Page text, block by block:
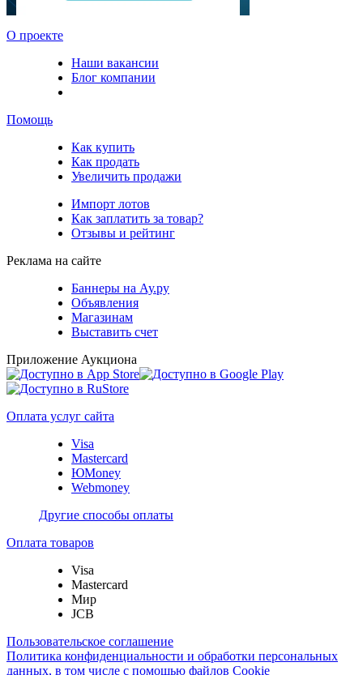
О проекте
Наши вакансии
Блог компании
Помощь
Как купить
Как продать
Увеличить продажи
Импорт лотов
Как заплатить за товар?
Отзывы и рейтинг
Реклама на сайте
Баннеры на Ау.ру
Объявления
Магазинам
Выставить счет
Приложение Аукциона
Оплата услуг сайта
Visa
Mastercard
ЮMoney
Webmoney
Другие способы оплаты
Оплата товаров
Visa
Mastercard
Мир
JCB
Пользовательское соглашение
Политика конфиденциальности и обработки персональных
данных, в том числе с помощью файлов Cookie